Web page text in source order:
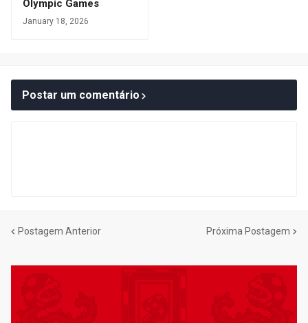
Olympic Games
January 18, 2026
Postar um comentário
Postagem Anterior Próxima Postagem